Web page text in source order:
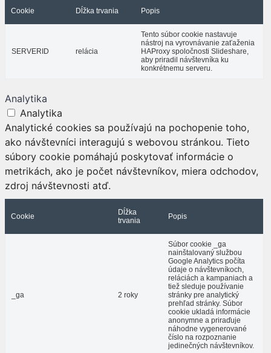
Cookie Dĺžka trvania Popis
SERVERID relácia
Tento súbor cookie nastavuje
nástroj na vyrovnávanie zaťaženia
HAProxy spoločnosti Slideshare,
aby priradil návštevníka ku
konkrétnemu serveru.
Analytika
Analytika
Analytické cookies sa používajú na pochopenie toho,
ako návštevníci interagujú s webovou stránkou. Tieto
súbory cookie pomáhajú poskytovať informácie o
metrikách, ako je počet návštevníkov, miera odchodov,
zdroj návštevnosti atď.
Cookie
Dĺžka
trvania
Popis
_ga 2 roky
Súbor cookie _ga
nainštalovaný službou
Google Analytics počíta
údaje o návštevníkoch,
reláciách a kampaniach a
tiež sleduje používanie
stránky pre analytický
prehľad stránky. Súbor
cookie ukladá informácie
anonymne a priraďuje
náhodne vygenerované
číslo na rozpoznanie
jedinečných návštevníkov.